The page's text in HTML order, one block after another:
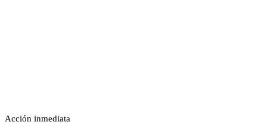
Acción inmediata